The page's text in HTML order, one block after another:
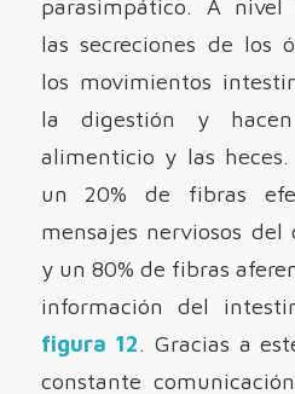
parasimpático. A nivel
las secreciones de los
los movimientos
la digestión y
alimenticio y las
un 20% de fibras
mensajes nerviosos
y un 80% de fibras
información del
figura 12. Gracias a
constante